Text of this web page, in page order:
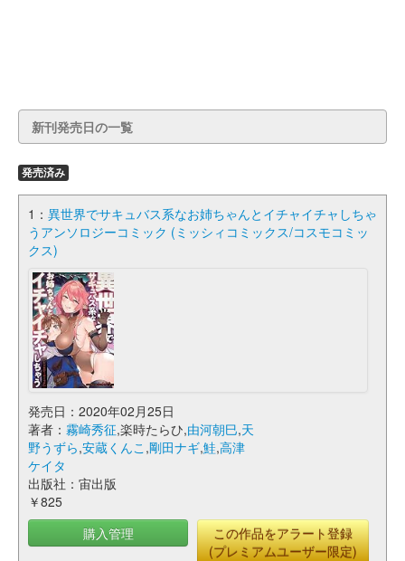
新刊発売日の一覧
発売済み
1： 異世界でサキュバス系なお姉ちゃんとイチャイチャしちゃ
うアンソロジーコミック (ミッシィコミックス/コスモコミッ
クス)
発売日：2020年02月25日
著者： 霧崎秀征,楽時たらひ,由河朝巳,天
野うずら,安蔵くんこ ,剛田ナギ,鮭,高津
ケイタ
出版社：宙出版
￥825
購入管理
この作品をアラート登録
(プレミアムユーザー限定)